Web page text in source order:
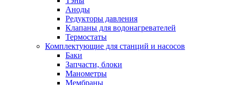
Аноды
Редукторы давления
Клапаны для водонагревателей
Термостаты
Комплектующие для станций и насосов
Баки
Запчасти, блоки
Манометры
Мембраны